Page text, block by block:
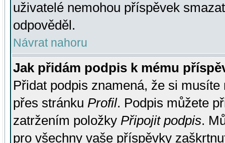
uživatelé nemohou příspěvek
odpověděl.
Návrat nahoru
Jak přidám podpis k mému
Přidat podpis znamená, že si
přes stránku Profil. Podpis můžete
zatržením položky Připojit podpis.
pro všechny vaše příspěvky